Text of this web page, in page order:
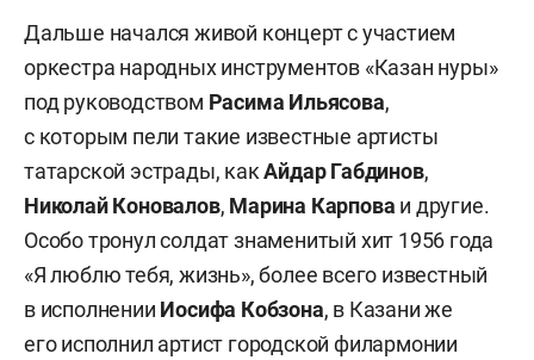
Дальше начался живой концерт с участием
оркестра народных инструментов «Казан нуры»
под руководством Расима Ильясова,
с которым пели такие известные артисты
татарской эстрады, какАйдар Габдинов,
Николай Коновалов, Марина Карпова и другие.
Особо тронул солдат знаменитый хит 1956 года
«Я люблю тебя, жизнь», более всего известный
в исполнении Иосифа Кобзона, в Казани же
его исполнил артист городской филармонии